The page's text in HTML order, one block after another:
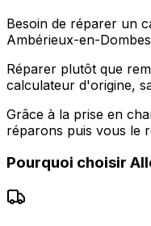
Besoin de réparer un
Ambérieux-en-
Réparer plutôt que
calculateur d'origine,
Grâce à la prise en
réparons puis vous le
Pourquoi choisir